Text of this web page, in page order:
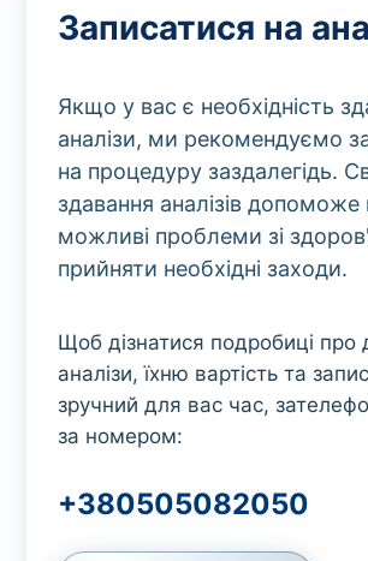
Записатися на
Якщо у вас є необхідність
аналізи, ми рекомендуємо
на процедуру заздалегідь.
здавання аналізів допоможе
можливі проблеми зі
прийняти необхідні заходи.
Щоб дізнатися подробиці про
аналізи, їхню вартість та
зручний для вас час,
за номером:
+380505082050